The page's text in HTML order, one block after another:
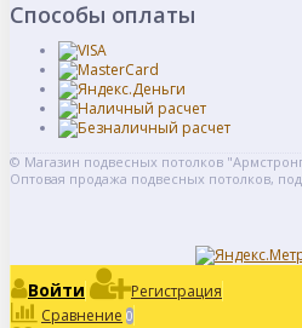
Способы оплаты
© Магазин подвесных потолков
Оптовая продажа подвесных потолков,
Войти
Регистрация
Сравнение 0